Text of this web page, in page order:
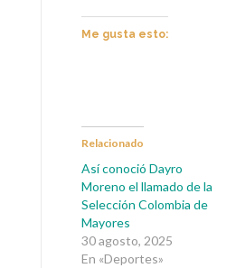
Me gusta esto:
Relacionado
Así conoció Dayro
Moreno el llamado de la
Selección Colombia de
Mayores
30 agosto, 2025
En «Deportes»